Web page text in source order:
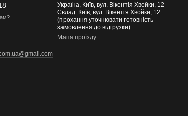
Україна, Київ, вул. Вікентія Хвойки, 12
Склад: Київ, вул. Вікентія Хвойки, 12
(прохання уточнювати готовність
замовлення до відгрузки)
Мапа проїзду